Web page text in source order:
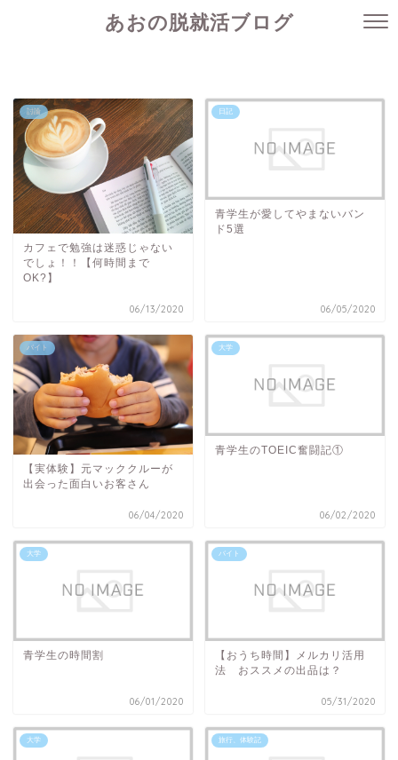
あおの脱就活ブログ
討論
カフェで勉強は迷惑じゃない
でしょ！！【何時間まで
OK?】
06/13/2020
日記
青学生が愛してやまないバン
ド5選
06/05/2020
バイト
【実体験】元マッククルーが
出会った面白いお客さん
06/04/2020
大学
青学生のTOEIC奮闘記①
06/02/2020
大学
青学生の時間割
06/01/2020
バイト
【おうち時間】メルカリ活用
法 おススメの出品は？
05/31/2020
大学 旅行、体験記